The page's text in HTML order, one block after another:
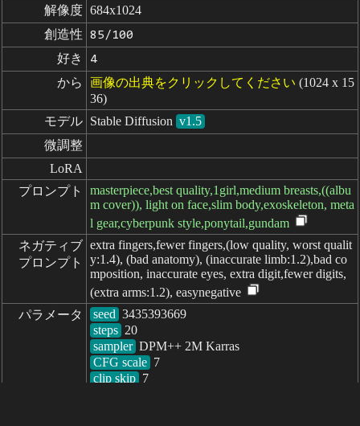
解像度 684x1024
創造性
85/100
好き 4
から 画像の出典をクリックしてください (1024 x 15
36)
モデル Stable Diffusion v1.5
微調整
LoRA
プロンプト
masterpiece,best quality,1girl,medium breasts,((albu
m cover)), light on face,slim body,exoskeleton, meta
l gear,cyberpunk style,ponytail,gundam
ネガティブ
プロンプト
extra fingers,fewer fingers,(low quality, worst qualit
y:1.4), (bad anatomy), (inaccurate limb:1.2),bad co
mposition, inaccurate eyes, extra digit,fewer digits,
(extra arms:1.2), easynegative
パラメータ
seed
steps
sampler
CFG scale
clip skip 7